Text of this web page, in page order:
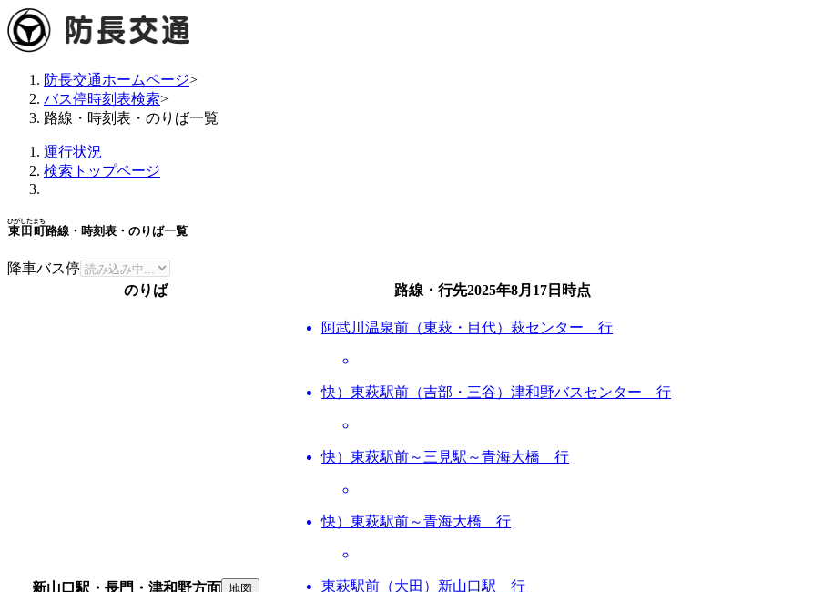
防長交通ホームページ>
バス停時刻表検索>
路線・時刻表・のりば一覧
運行状況
検索トップページ
東田町
ひがしたまち
路線・時刻表・のりば一覧
降車バス停
のりば
路線・行先2025年8月17日 時点
新山口駅・長門・津和野方面 地図
阿武川温泉前（東萩・目代）萩センター 行
快）東萩駅前（吉部・三谷）津和野バスセンター 行
快）東萩駅前～三見駅～青海大橋 行
快）東萩駅前～青海大橋 行
東萩駅前（大田）新山口駅 行